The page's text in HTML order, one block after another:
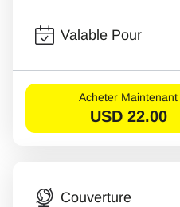
Valable Pour
Acheter Maintenant
USD 22.00
Couverture